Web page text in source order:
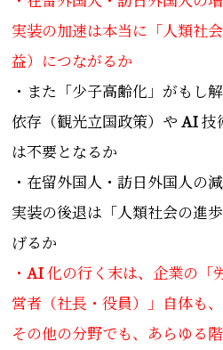
実装の加速は本当に「人類社
益）につながるか
・また「少子高齢化」がもし
依存（観光立国政策）やAI技
は不要となるか
・在留外国人・訪日外国人の
実装の後退は「人類社会の進
げるか
・AI化の行く末は、企業の「
営者（社長・役員）」自体も
その他の分野でも、あらゆる